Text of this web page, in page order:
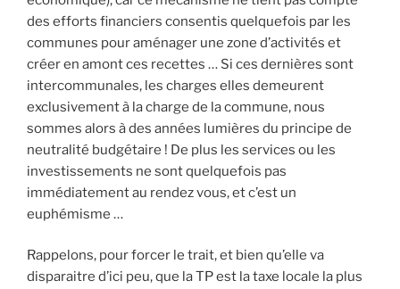
des efforts financiers consentis quelquefois par les
communes pour aménager une zone d’activités et
créer en amont ces recettes … Si ces dernières sont
intercommunales, les charges elles demeurent
exclusivement à la charge de la commune, nous
sommes alors à des années lumières du principe de
neutralité budgétaire ! De plus les services ou les
investissements ne sont quelquefois pas
immédiatement au rendez vous, et c’est un
euphémisme …
Rappelons, pour forcer le trait, et bien qu’elle va
disparaitre d’ici peu, que la TP est la taxe locale la plus